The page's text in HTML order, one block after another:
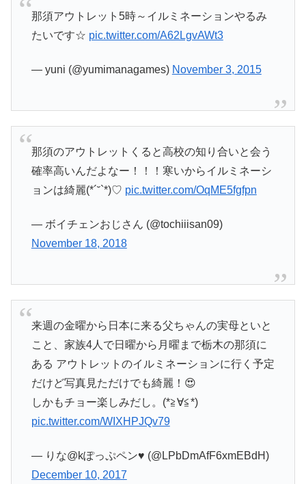
那須アウトレット5時～イルミネーションやるみ
たいです☆ pic.twitter.com/A62LgvAWt3
— yuni (@yumimanagames) November 3, 2015
那須のアウトレットくると高校の知り合いと会う
確率高いんだよなー！！！寒いからイルミネーシ
ョンは綺麗(*´˘`*)♡ pic.twitter.com/OqME5fgfpn
— ボイチェンおじさん (@tochiiisan09)
November 18, 2018
来週の金曜から日本に来る父ちゃんの実母といと
こと、家族4人で日曜から月曜まで栃木の那須に
ある アウトレットのイルミネーションに行く予定
だけど写真見ただけでも綺麗！😍
しかもチョー楽しみだし。(*≧∀≦*)
pic.twitter.com/WIXHPJQv79
— りな@kぽっぷペン♥ (@LPbDmAfF6xmEBdH)
December 10, 2017